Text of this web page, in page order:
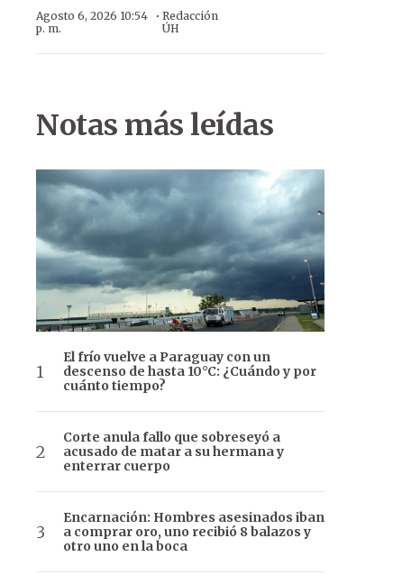
Agosto 6, 2026 10:54
p. m.
· Redacción
ÚH
Notas más leídas
El frío vuelve a Paraguay con un
descenso de hasta 10°C: ¿Cuándo y por
cuánto tiempo?
Corte anula fallo que sobreseyó a
acusado de matar a su hermana y
enterrar cuerpo
Encarnación: Hombres asesinados iban
a comprar oro, uno recibió 8 balazos y
otro uno en la boca